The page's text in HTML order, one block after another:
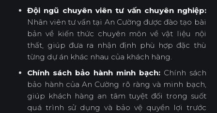
Đội ngũ chuyên viên tư vấn chuyên nghiệp:
Nhân viên tư vấn tại An Cường được đào tạo bài
bản về kiến thức chuyên môn về vật liệu nội
thất, giúp đưa ra nhận định phù hợp đặc thù
từng dự án khác nhau của khách hàng.
Chính sách bảo hành minh bạch:Chính sách
bảo hành của An Cường rõ ràng và minh bạch,
giúp khách hàng an tâm tuyệt đối trong suốt
quá trình sử dụng và bảo vệ quyền lợi trước